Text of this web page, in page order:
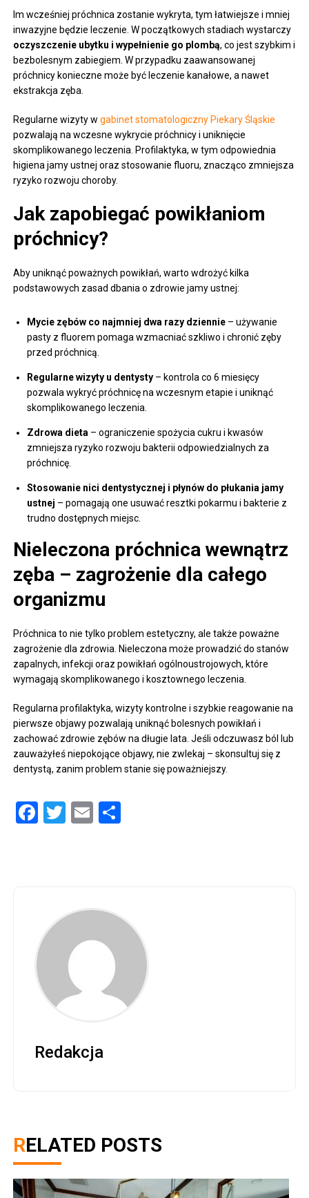
Im wcześniej próchnica zostanie wykryta, tym łatwiejsze i mniej
inwazyjne będzie leczenie. W początkowych stadiach wystarczy
oczyszczenie ubytku i wypełnienie go plombą, co jest szybkim i
bezbolesnym zabiegiem. W przypadku zaawansowanej
próchnicy konieczne może być leczenie kanałowe, a nawet
ekstrakcja zęba.
Regularne wizyty wgabinet stomatologiczny Piekary Śląskie
pozwalają na wczesne wykrycie próchnicy i uniknięcie
skomplikowanego leczenia. Profilaktyka, w tym odpowiednia
higiena jamy ustnej oraz stosowanie fluoru, znacząco zmniejsza
ryzyko rozwoju choroby.
Jak zapobiegać powikłaniom
próchnicy?
Aby uniknąć poważnych powikłań, warto wdrożyć kilka
podstawowych zasad dbania o zdrowie jamy ustnej:
Mycie zębów co najmniej dwa razy dziennie – używanie
pasty z fluorem pomaga wzmacniać szkliwo i chronić zęby
przed próchnicą.
Regularne wizyty u dentysty – kontrola co 6 miesięcy
pozwala wykryć próchnicę na wczesnym etapie i uniknąć
skomplikowanego leczenia.
Zdrowa dieta – ograniczenie spożycia cukru i kwasów
zmniejsza ryzyko rozwoju bakterii odpowiedzialnych za
próchnicę.
Stosowanie nici dentystycznej i płynów do płukania jamy
ustnej – pomagają one usuwać resztki pokarmu i bakterie z
trudno dostępnych miejsc.
Nieleczona próchnica wewnątrz
zęba – zagrożenie dla całego
organizmu
Próchnica to nie tylko problem estetyczny, ale także poważne
zagrożenie dla zdrowia. Nieleczona może prowadzić do stanów
zapalnych, infekcji oraz powikłań ogólnoustrojowych, które
wymagają skomplikowanego i kosztownego leczenia.
Regularna profilaktyka, wizyty kontrolne i szybkie reagowanie na
pierwsze objawy pozwalają uniknąć bolesnych powikłań i
zachować zdrowie zębów na długie lata. Jeśli odczuwasz ból lub
zauważyłeś niepokojące objawy, nie zwlekaj – skonsultuj się z
dentystą, zanim problem stanie się poważniejszy.
Facebook
Twitter
Email
Redakcja
RELATED POSTS